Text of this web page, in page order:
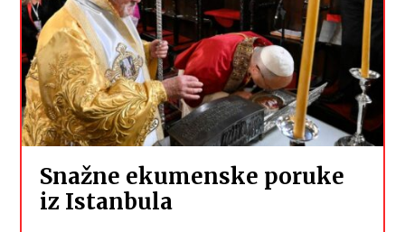
Snažne ekumenske poruke
iz Istanbula